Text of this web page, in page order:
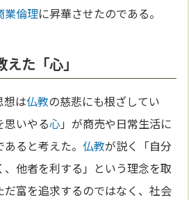
業倫理に昇華させたのである。
た「心」
想は仏教の慈悲にも根ざしてい
思いやる心」が商売や日常生活に
あると考えた。仏教が説く「自分
、他者を利する」という理念を取
だ富を追求するのではなく、社会